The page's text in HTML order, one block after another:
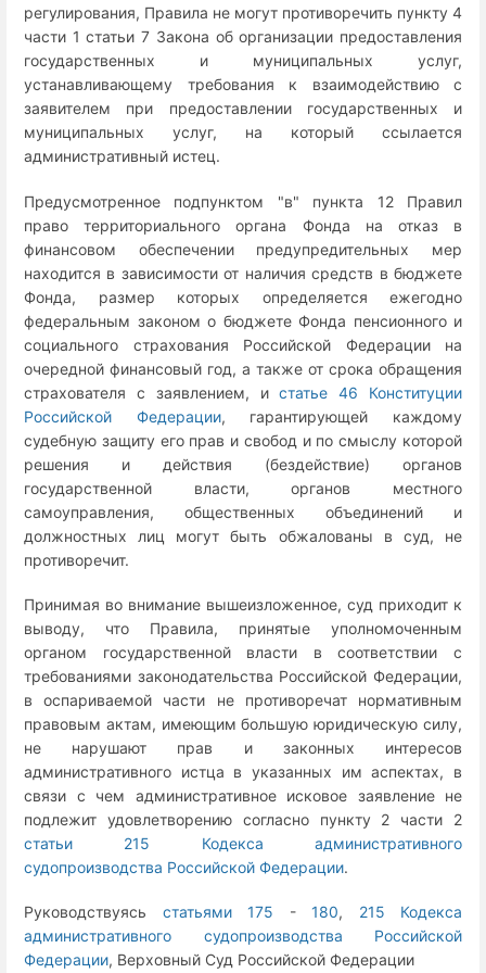
регулирования, Правила не могут противоречить пункту 4
части 1 статьи 7 Закона об организации предоставления
государственных и муниципальных услуг,
устанавливающему требования к взаимодействию с
заявителем при предоставлении государственных и
муниципальных услуг, на который ссылается
административный истец.
Предусмотренное подпунктом "в" пункта 12 Правил
право территориального органа Фонда на отказ в
финансовом обеспечении предупредительных мер
находится в зависимости от наличия средств в бюджете
Фонда, размер которых определяется ежегодно
федеральным законом о бюджете Фонда пенсионного и
социального страхования Российской Федерации на
очередной финансовый год, а также от срока обращения
страхователя с заявлением, истатье 46 Конституции
Российской Федерации, гарантирующей каждому
судебную защиту его прав и свобод и по смыслу которой
решения и действия (бездействие) органов
государственной власти, органов местного
самоуправления, общественных объединений и
должностных лиц могут быть обжалованы в суд, не
противоречит.
Принимая во внимание вышеизложенное, суд приходит к
выводу, что Правила, принятые уполномоченным
органом государственной власти в соответствии с
требованиями законодательства Российской Федерации,
в оспариваемой части не противоречат нормативным
правовым актам, имеющим большую юридическую силу,
не нарушают прав и законных интересов
административного истца в указанных им аспектах, в
связи с чем административное исковое заявление не
подлежит удовлетворению согласно пункту 2 части 2
статьи 215 Кодекса административного
судопроизводства Российской Федерации.
Руководствуясь статьями 175 - 180, 215 Кодекса
административного судопроизводства Российской
Федерации, Верховный Суд Российской Федерации